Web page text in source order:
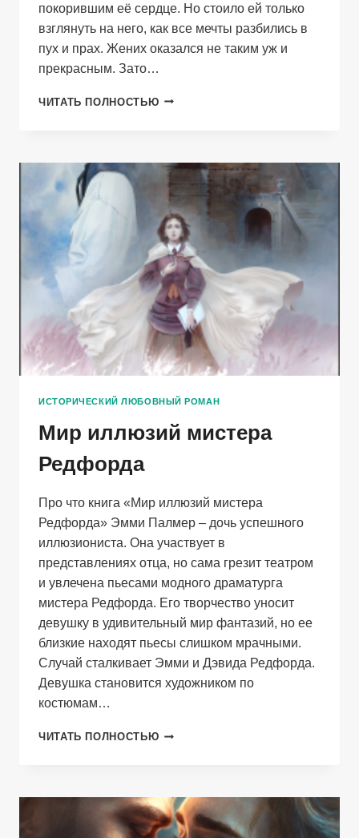
покорившим её сердце. Но стоило ей только
взглянуть на него, как все мечты разбились в
пух и прах. Жених оказался не таким уж и
прекрасным. Зато…
ЧИТАТЬ ПОЛНОСТЬЮ ИСТИННАЯ
ИСТОРИЧЕСКИЙ ЛЮБОВНЫЙ РОМАН
Мир иллюзий мистера
Редфорда
Про что книга «Мир иллюзий мистера
Редфорда» Эмми Палмер – дочь успешного
иллюзиониста. Она участвует в
представлениях отца, но сама грезит театром
и увлечена пьесами модного драматурга
мистера Редфорда. Его творчество уносит
девушку в удивительный мир фантазий, но ее
близкие находят пьесы слишком мрачными.
Случай сталкивает Эмми и Дэвида Редфорда.
Девушка становится художником по
костюмам…
ЧИТАТЬ ПОЛНОСТЬЮ МИР